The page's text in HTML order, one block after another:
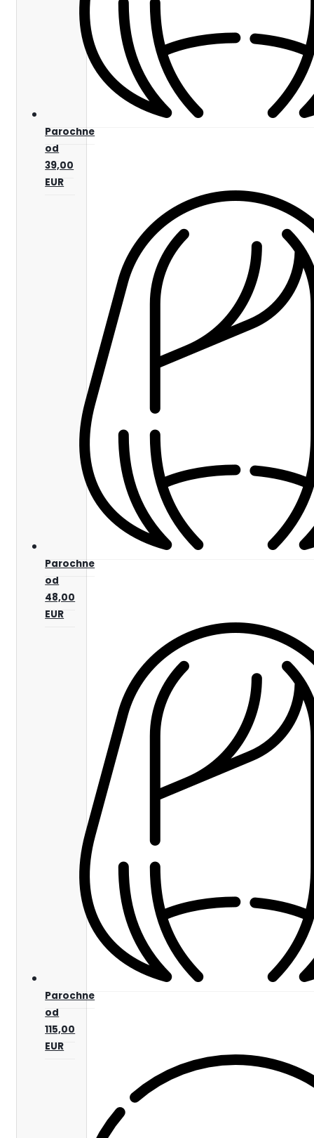
Parochne
od
39,00
EUR
Parochne
od
48,00
EUR
Parochne
od
115,00
EUR